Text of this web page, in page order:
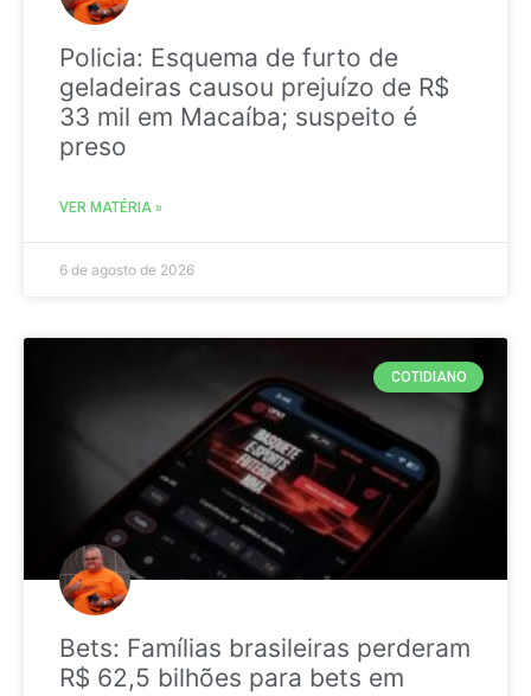
Policia: Esquema de furto de
geladeiras causou prejuízo de R$
33 mil em Macaíba; suspeito é
preso
VER MATÉRIA »
6 de agosto de 2026
COTIDIANO
Bets: Famílias brasileiras perderam
R$ 62,5 bilhões para bets em